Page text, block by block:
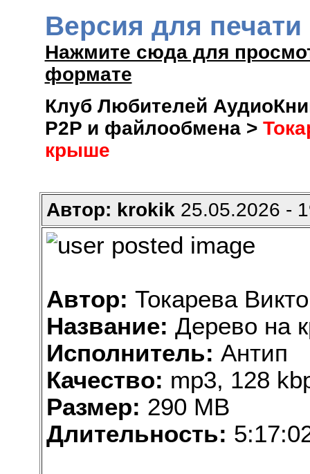
Версия для
Нажмите сюда для
формате
Клуб Любителей
P2P и файлообмена >
крыше
Автор: krokik 25.05.2026 -
Автор: Токарева
Название: Дерево на
Исполнитель: Антип
Качество: mp3, 128
Размер: 290 MB
Длительность: